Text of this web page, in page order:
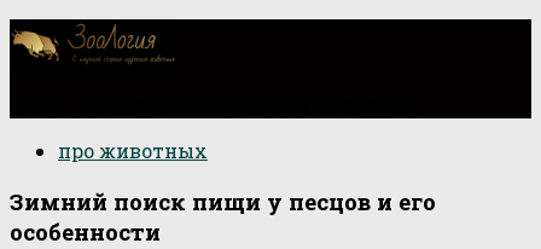
про животных
Зимний поиск пищи у песцов и его
особенности